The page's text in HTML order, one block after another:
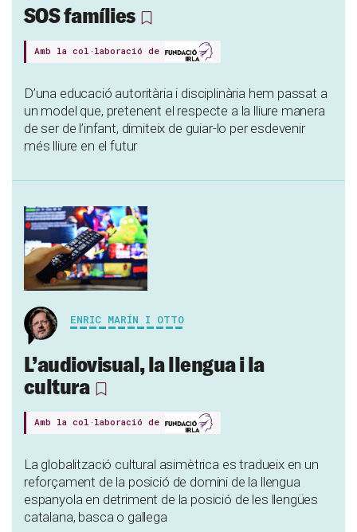
SOS famílies
Amb la col·laboració de
D’una educació autoritària i disciplinària hem passat a
un model que, pretenent el respecte a la lliure manera
de ser de l’infant, dimiteix de guiar-lo per esdevenir
més lliure en el futur
ENRIC MARÍN I OTTO
L’audiovisual, la llengua i la
cultura
Amb la col·laboració de
La globalització cultural asimètrica es tradueix en un
reforçament de la posició de domini de la llengua
espanyola en detriment de la posició de les llengües
catalana, basca o gallega